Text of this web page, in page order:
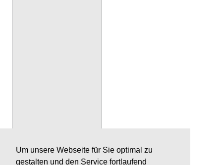
Um unsere Webseite für Sie optimal zu
gestalten und den Service fortlaufend